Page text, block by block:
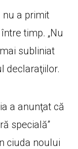
nu a primit
timp. „Nu
subliniat
declaraţiilor.
a anunţat că
specială”
ciuda noului